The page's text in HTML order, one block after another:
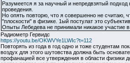
Разумеется я за научный и непредвзятый
проведения.
Но опять повторю, что я совершенно не считаю,
"плоскости" в физике. 1ый постулат это
Опыты Лебедева не принимали никакое
Радиометр Гервидс
https://youtu.be/OKWVYe1LWIc?t=112
Повторять из года в год одно и тоже студентам
воздух для этого шутовства должна быть
профанацией все утверждения в области физики